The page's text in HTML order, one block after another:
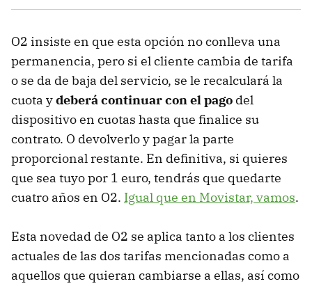
O2 insiste en que esta opción no conlleva una
permanencia, pero si el cliente cambia de tarifa
o se da de baja del servicio, se le recalculará la
cuota ydeberá continuar con el pago del
dispositivo en cuotas hasta que finalice su
contrato. O devolverlo y pagar la parte
proporcional restante. En definitiva, si quieres
que sea tuyo por 1 euro, tendrás que quedarte
cuatro años en O2. Igual que en Movistar, vamos.
Esta novedad de O2 se aplica tanto a los clientes
actuales de las dos tarifas mencionadas como a
aquellos que quieran cambiarse a ellas, así como